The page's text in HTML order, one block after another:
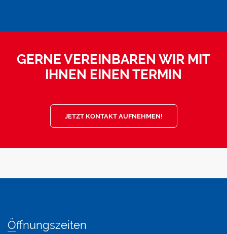
GERNE VEREINBAREN WIR MIT
IHNEN EINEN TERMIN
JETZT KONTAKT AUFNEHMEN!
Öffnungszeiten